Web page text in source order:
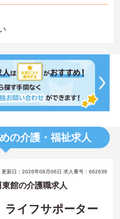
の介護・福祉求人
更新日：2026年08月06日 求人番号：662638
館の介護職求人
ライフサポーター